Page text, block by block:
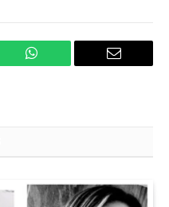
WhatsApp Email